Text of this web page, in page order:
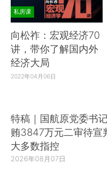
私房课
向松祚：宏观经济70
讲，带你了解国内外
经济大局
2022年04月06日
特稿｜国航原党委书
贿3847万元二审待宣
大多数指控
2026年08月07日